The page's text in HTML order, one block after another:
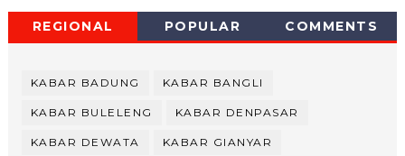
REGIONAL POPULAR COMMENTS
KABAR BADUNG KABAR BANGLI
KABAR BULELENG KABAR DENPASAR
KABAR DEWATA KABAR GIANYAR